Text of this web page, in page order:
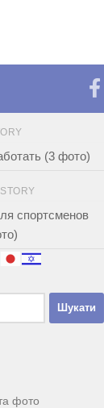
(3 фото)
спортсменов
фото